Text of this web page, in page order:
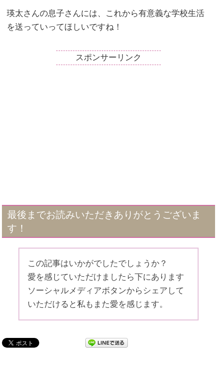
瑛太さんの息子さんには、これから有意義な学校生活
を送っていってほしいですね！
スポンサーリンク
最後までお読みいただきありがとうございま
す！
この記事はいかがでしたでしょうか？
愛を感じていただけましたら下にあります
ソーシャルメディアボタンからシェアして
いただけると私もまた愛を感じます。